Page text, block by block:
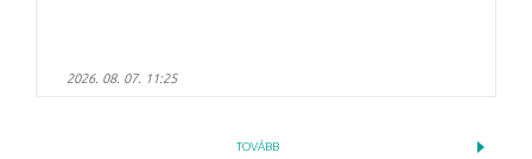
2026. 08. 07. 11:25
TOVÁBB